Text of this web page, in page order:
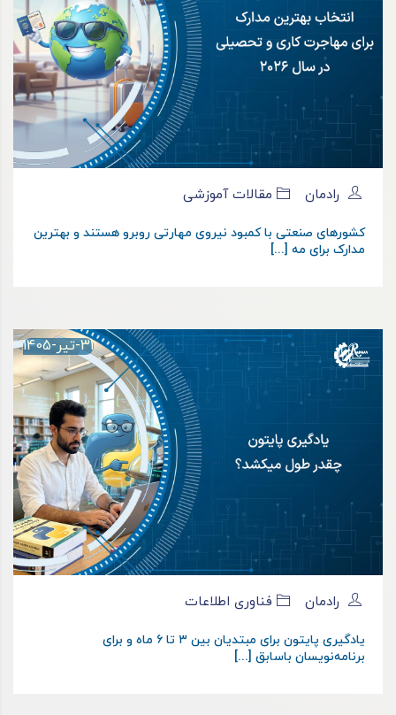
رادمان مقالات آموزشی
کشورهای صنعتی با کمبود نیروی مهارتی روبرو هستند و بهترین
مدارک برای مه [...]
31-تیر-1405
رادمان فناوری اطلاعات
یادگیری پایتون برای مبتدیان بین ۳ تا ۶ ماه و برای
برنامه‌نویسان باسابق [...]